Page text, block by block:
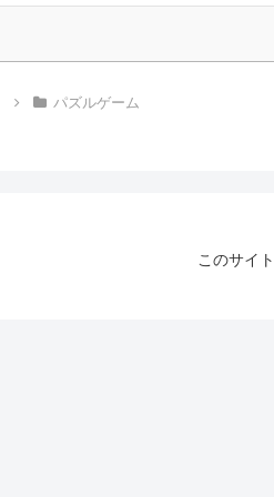
パズルゲーム
このサイ